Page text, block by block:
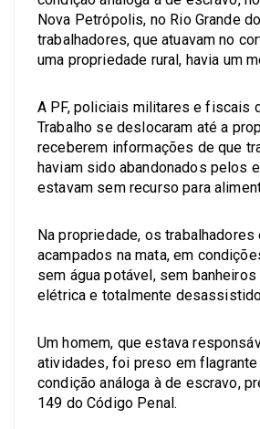
Nova Petrópolis, no Rio Grande
trabalhadores, que atuavam no
uma propriedade rural, havia um
A PF, policiais militares e fiscais
Trabalho se deslocaram até a
receberem informações de que
haviam sido abandonados pelos
estavam sem recurso para
Na propriedade, os trabalhadores
acampados na mata, em
sem água potável, sem
elétrica e totalmente
Um homem, que estava
atividades, foi preso em flagrante
condição análoga à de escravo,
149 do Código Penal.